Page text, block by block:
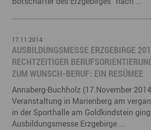
17.11.2014
AUSBILDUNGSMESSE ERZGEBIRGE
RECHTZEITIGER
ZUM WUNSCH-BERUF: EIN RESÜMEE
Annaberg-Buchholz (17.November
Veranstaltung in Marienberg am
in der Sporthalle am Goldkindstein
Ausbildungsmesse Erzgebirge ...